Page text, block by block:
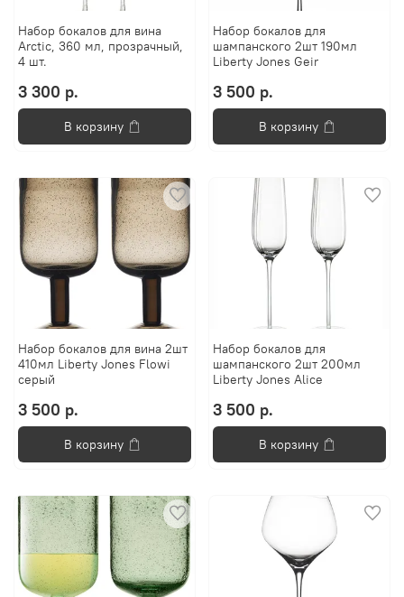
Набор бокалов для вина
Arctic, 360 мл, прозрачный,
4 шт.
3 300 р.
В корзину
Набор бокалов для
шампанского 2шт 190мл
Liberty Jones Geir
3 500 р.
В корзину
Набор бокалов для вина 2шт
410мл Liberty Jones Flowi
серый
3 500 р.
В корзину
Набор бокалов для
шампанского 2шт 200мл
Liberty Jones Alice
3 500 р.
В корзину